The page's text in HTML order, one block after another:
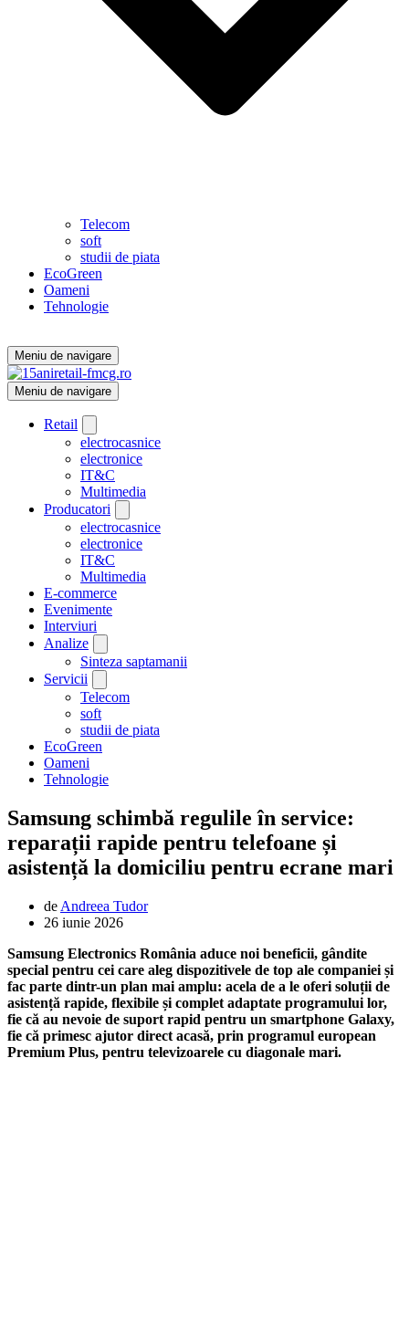
Telecom
soft
studii de piata
EcoGreen
Oameni
Tehnologie
Meniu de navigare
Meniu de navigare
Retail
electrocasnice
electronice
IT&C
Multimedia
Producatori
electrocasnice
electronice
IT&C
Multimedia
E-commerce
Evenimente
Interviuri
Analize
Sinteza saptamanii
Servicii
Telecom
soft
studii de piata
EcoGreen
Oameni
Tehnologie
Samsung schimbă regulile în service:
reparații rapide pentru telefoane și
asistență la domiciliu pentru ecrane mari
de Andreea Tudor
26 iunie 2026
Samsung Electronics România aduce noi beneficii, gândite
special pentru cei care aleg dispozitivele de top ale companiei și
fac parte dintr-un plan mai amplu: acela de a le oferi soluții de
asistență rapide, flexibile și complet adaptate programului lor,
fie că au nevoie de suport rapid pentru un smartphone Galaxy,
fie că primesc ajutor direct acasă, prin programul european
Premium Plus, pentru televizoarele cu diagonale mari.